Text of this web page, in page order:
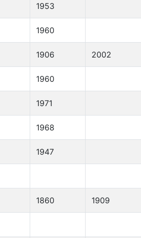
1953
1960
1906 2002
1960
1971
1968
1947
1860 1909